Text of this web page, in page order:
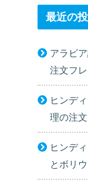
最近の
アラビ
注文フ
ヒンデ
理の注
ヒンデ
とボリ